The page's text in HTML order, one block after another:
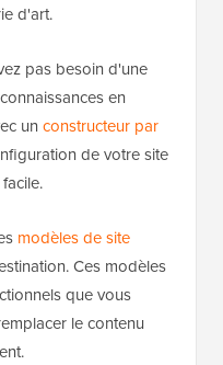
d'art.
pas besoin d'une
en
un constructeur par
de votre site
modèles de site
Ces modèles
que vous
le contenu